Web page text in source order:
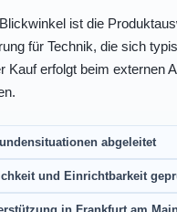
ist die
für Technik, die sich
Kauf erfolgt beim externen
abgeleitet
und Einrichtbarkeit